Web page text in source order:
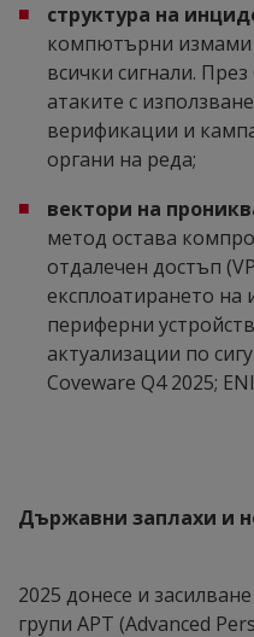
структура на
компютърни измами
всички сигнали. През
атаките с
верификации и
органи на реда;
вектори на
метод остава
отдалечен достъп
експлоатирането на
периферни
актуализации по
Coveware Q4 2025;
Държавни заплахи и
2025 донесе и
групи APT (Advanced